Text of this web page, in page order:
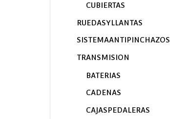
CUBIERTAS
RUEDASYLLANTAS
SISTEMAANTIPINCHAZOS
TRANSMISION
BATERIAS
CADENAS
CAJASPEDALERAS